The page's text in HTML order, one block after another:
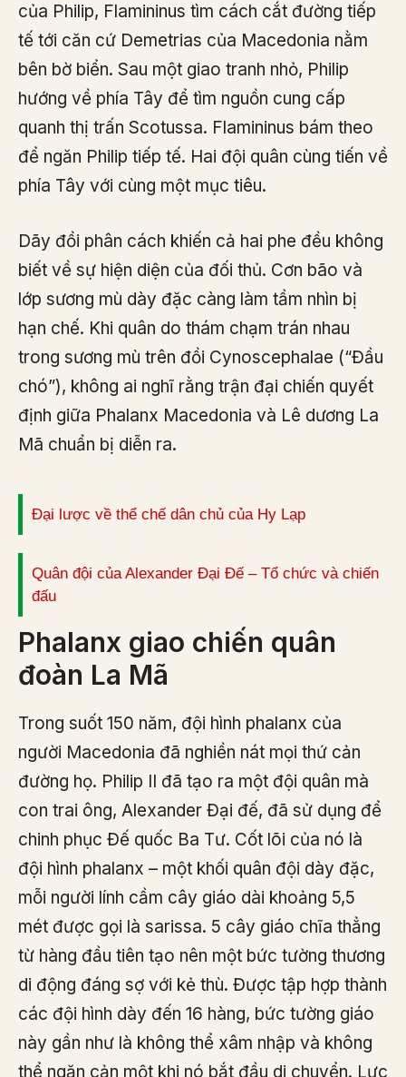
của Philip, Flamininus tìm cách cắt đường tiếp
tế tới căn cứ Demetrias của Macedonia nằm
bên bờ biển. Sau một giao tranh nhỏ, Philip
hướng về phía Tây để tìm nguồn cung cấp
quanh thị trấn Scotussa. Flamininus bám theo
để ngăn Philip tiếp tế. Hai đội quân cùng tiến về
phía Tây với cùng một mục tiêu.
Dãy đồi phân cách khiến cả hai phe đều không
biết về sự hiện diện của đối thủ. Cơn bão và
lớp sương mù dày đặc càng làm tầm nhìn bị
hạn chế. Khi quân do thám chạm trán nhau
trong sương mù trên đồi Cynoscephalae (“Đầu
chó”), không ai nghĩ rằng trận đại chiến quyết
định giữa Phalanx Macedonia và Lê dương La
Mã chuẩn bị diễn ra.
Đại lược về thể chế dân chủ của Hy Lạp
Quân đội của Alexander Đại Đế – Tổ chức và chiến
đấu
Phalanx giao chiến quân
đoàn La Mã
Trong suốt 150 năm, đội hình phalanx của
người Macedonia đã nghiền nát mọi thứ cản
đường họ. Philip II đã tạo ra một đội quân mà
con trai ông, Alexander Đại đế, đã sử dụng để
chinh phục Đế quốc Ba Tư. Cốt lõi của nó là
đội hình phalanx – một khối quân đội dày đặc,
mỗi người lính cầm cây giáo dài khoảng 5,5
mét được gọi là sarissa. 5 cây giáo chĩa thẳng
từ hàng đầu tiên tạo nên một bức tường thương
di động đáng sợ với kẻ thù. Được tập hợp thành
các đội hình dày đến 16 hàng, bức tường giáo
này gần như là không thể xâm nhập và không
thể ngăn cản một khi nó bắt đầu di chuyển. Lực